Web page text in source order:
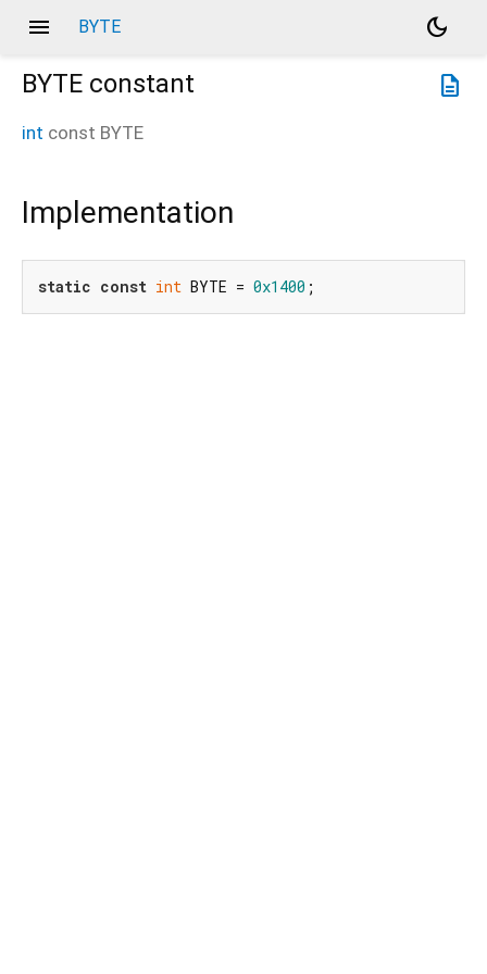
menu BYTE
dark_mode
description
BYTE constant
int const BYTE
Implementation
static const int BYTE = 0x1400 ;